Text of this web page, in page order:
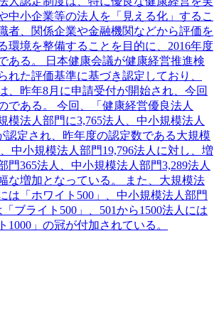
中小企業等の法人を「見える化」するこ
者、関係企業や金融機関などから評価を
環境を整備することを目的に、2016年度
ある。 日本健康会議が健康経営推進検
れた評価基準に基づき認定しており、
、昨年8月に申請受付が開始され、今回
である。 今回、「健康経営優良法人
模法人部門に3,765法人、中小規模法人
認定され、昨年度の認定数である大規模
中小規模法人部門19,796法人に対し、増
門365法人、中小規模法人部門3,289法人
な増加となっている。 また、大規模法
は「ホワイト500」、中小規模法人部門
ブライト500」、501から1500法人には
1000」の冠が付加されている。